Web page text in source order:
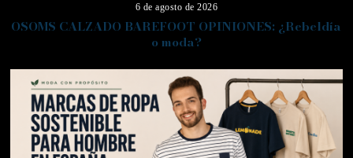
6 de agosto de 2026
OSOMS CALZADO BAREFOOT OPINIONES: ¿Rebeldía
o moda?